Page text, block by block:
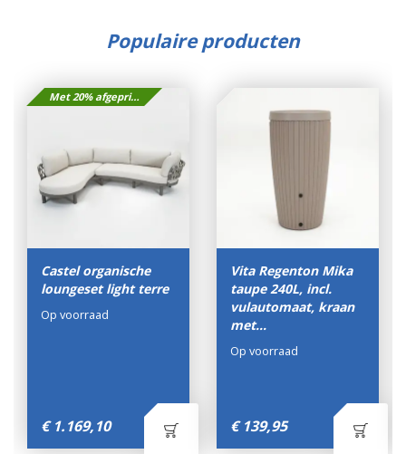
Populaire producten
Met 20% afgeprijsd
Castel organische
loungeset light terre
€ 1.169,10
Op voorraad
Vita Regenton Mika
taupe 240L, incl.
vulautomaat, kraan
met…
€ 139,95
Op voorraad